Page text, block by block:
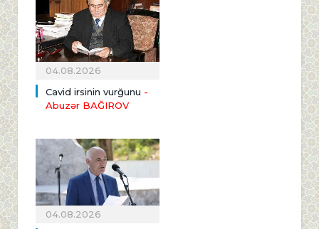
04.08.2026
Cavid irsinin vurğunu -
Abuzər BAĞIROV
04.08.2026